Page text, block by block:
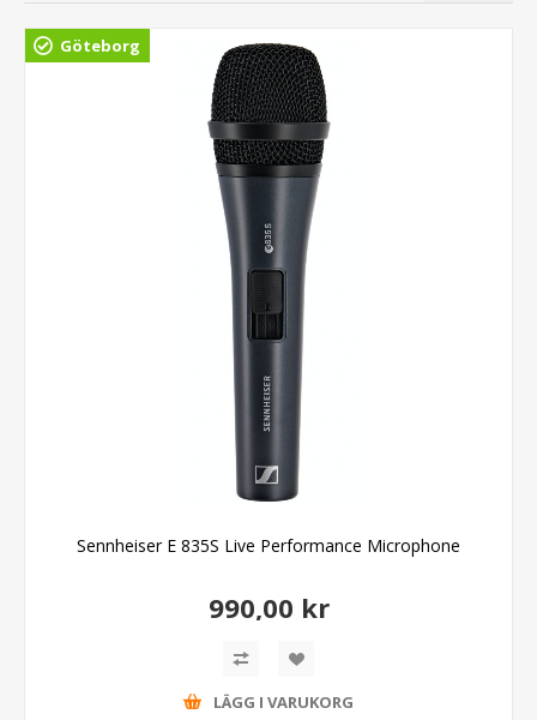
Göteborg
Sennheiser E 835S Live Performance Microphone
990,00 kr
LÄGG I VARUKORG